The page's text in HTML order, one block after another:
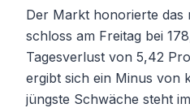
Der Markt honorierte das
schloss am Freitag bei
Tagesverlust von 5,42
ergibt sich ein Minus von
jüngste Schwäche steht